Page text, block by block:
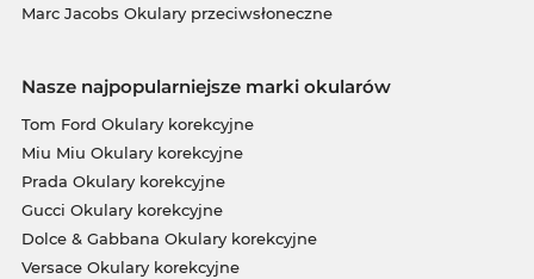
Marc Jacobs Okulary przeciwsłoneczne
Nasze najpopularniejsze marki okularów
Tom Ford Okulary korekcyjne
Miu Miu Okulary korekcyjne
Prada Okulary korekcyjne
Gucci Okulary korekcyjne
Dolce & Gabbana Okulary korekcyjne
Versace Okulary korekcyjne